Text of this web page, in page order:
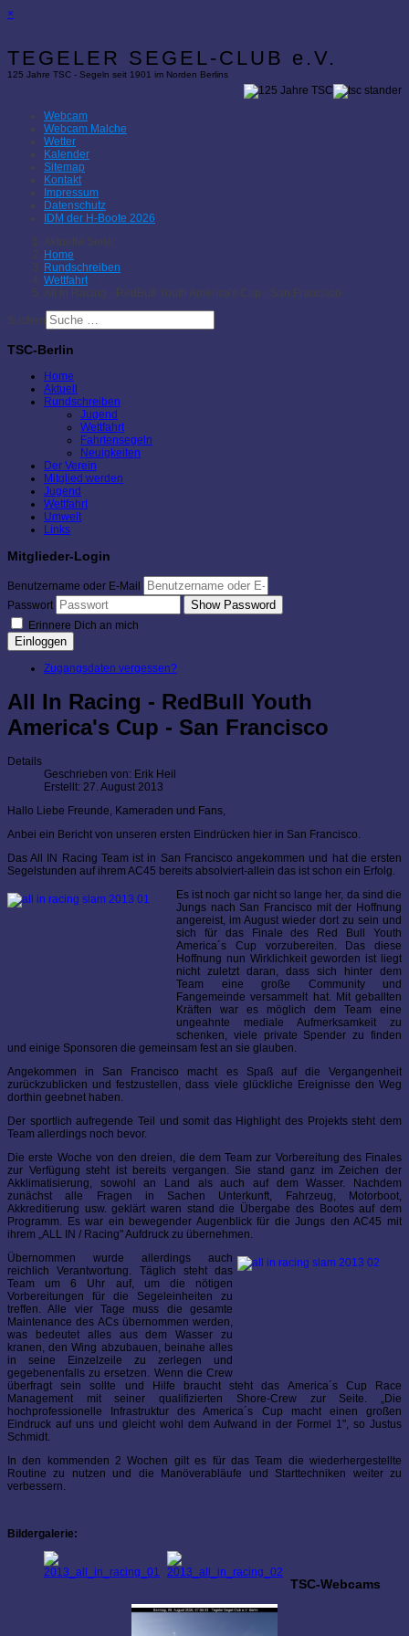
×
TEGELER SEGEL-CLUB e.V.
125 Jahre TSC - Segeln seit 1901 im Norden Berlins
Webcam
Webcam Malche
Wetter
Kalender
Sitemap
Kontakt
Impressum
Datenschutz
IDM der H-Boote 2026
Aktuelle Seite:
Home
Rundschreiben
Wettfahrt
All In Racing - RedBull Youth America's Cup - San Francisco
Suchen
TSC-Berlin
Home
Aktuell
Rundschreiben
Jugend
Wettfahrt
Fahrtensegeln
Neuigkeiten
Der Verein
Mitglied werden
Jugend
Wettfahrt
Umwelt
Links
Mitglieder-Login
Benutzername oder E-Mail
Passwort
Show Password
Erinnere Dich an mich
Einloggen
Zugangsdaten vergessen?
All In Racing - RedBull Youth
America's Cup - San Francisco
Details
Geschrieben von: Erik Heil
Erstellt: 27. August 2013
Hallo Liebe Freunde, Kameraden und Fans,
Anbei ein Bericht von unseren ersten Eindrücken hier in San Francisco.
Das All IN Racing Team ist in San Francisco angekommen und hat die ersten
Segelstunden auf ihrem AC45 bereits absolviert-allein das ist schon ein Erfolg.
Es ist noch gar nicht so lange her, da sind die
Jungs nach San Francisco mit der Hoffnung
angereist, im August wieder dort zu sein und
sich für das Finale des Red Bull Youth
America´s Cup vorzubereiten. Das diese
Hoffnung nun Wirklichkeit geworden ist liegt
nicht zuletzt daran, dass sich hinter dem
Team eine große Community und
Fangemeinde versammelt hat. Mit geballten
Kräften war es möglich dem Team eine
ungeahnte mediale Aufmerksamkeit zu
schenken, viele private Spender zu finden
und einige Sponsoren die gemeinsam fest an sie glauben.
Angekommen in San Francisco macht es Spaß auf die Vergangenheit
zurückzublicken und festzustellen, dass viele glückliche Ereignisse den Weg
dorthin geebnet haben.
Der sportlich aufregende Teil und somit das Highlight des Projekts steht dem
Team allerdings noch bevor.
Die erste Woche von den dreien, die dem Team zur Vorbereitung des Finales
zur Verfügung steht ist bereits vergangen. Sie stand ganz im Zeichen der
Akklimatisierung, sowohl an Land als auch auf dem Wasser. Nachdem
zunächst alle Fragen in Sachen Unterkunft, Fahrzeug, Motorboot,
Akkreditierung usw. geklärt waren stand die Übergabe des Bootes auf dem
Programm. Es war ein bewegender Augenblick für die Jungs den AC45 mit
ihrem „ALL IN / Racing" Aufdruck zu übernehmen.
Übernommen wurde allerdings auch
reichlich Verantwortung. Täglich steht das
Team um 6 Uhr auf, um die nötigen
Vorbereitungen für die Segeleinheiten zu
treffen. Alle vier Tage muss die gesamte
Maintenance des ACs übernommen werden,
was bedeutet alles aus dem Wasser zu
kranen, den Wing abzubauen, beinahe alles
in seine Einzelzeile zu zerlegen und
gegebenenfalls zu ersetzen. Wenn die Crew
überfragt sein sollte und Hilfe braucht steht das America´s Cup Race
Management mit seiner qualifizierten Shore-Crew zur Seite. „Die
hochprofessionelle Infrastruktur des America´s Cup macht einen großen
Eindruck auf uns und gleicht wohl dem Aufwand in der Formel 1", so Justus
Schmidt.
In den kommenden 2 Wochen gilt es für das Team die wiederhergestellte
Routine zu nutzen und die Manöverabläufe und Starttechniken weiter zu
verbessern.
Bildergalerie:
TSC-Webcams